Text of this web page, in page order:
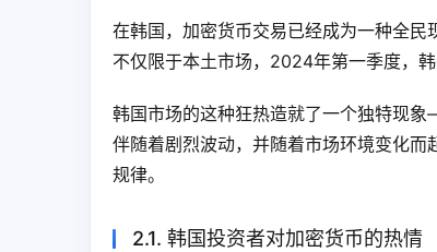
在韩国，加密货币交易已经成为一种全
不仅限于本土市场，2024年第一季度，
韩国市场的这种狂热造就了一个独特现
伴随着剧烈波动，并随着市场环境变化
规律。
2.1. 韩国投资者对加密货币的热情